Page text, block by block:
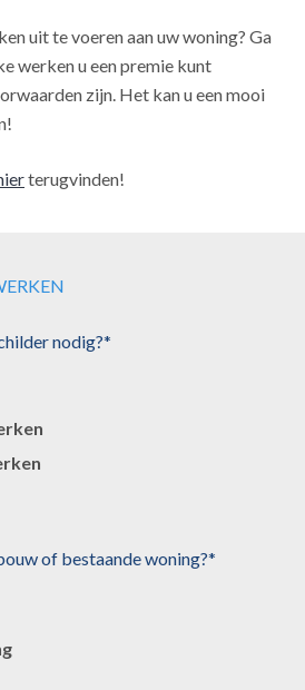
uit te voeren aan uw woning? Ga
werken u een premie kunt
zijn. Het kan u een mooi
terugvinden!
nodig?*
of bestaande woning?*